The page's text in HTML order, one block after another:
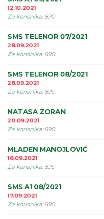
12.10.2021
Za korisnika: 890
SMS TELENOR 07/2021
28.09.2021
Za korisnika: 890
SMS TELENOR 08/2021
28.09.2021
Za korisnika: 890
NATASA ZORAN
20.09.2021
Za korisnika: 890
MLADEN MANOJLOVIĆ
18.09.2021
Za korisnika: 890
SMS A1 08/2021
17.09.2021
Za korisnika: 890